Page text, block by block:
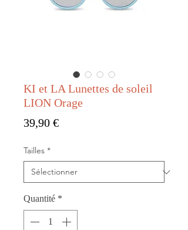
KI et LA Lunettes de soleil
LION Orage
39,90 €Prix
Tailles *
Quantité *